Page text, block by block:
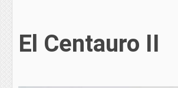
El Centauro II